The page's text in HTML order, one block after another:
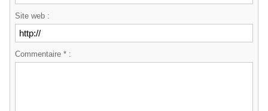
Site web :
Commentaire * :